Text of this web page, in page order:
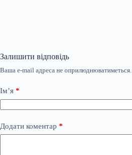
Залишити відповідь
Ваша e-mail адреса не оприлюднюватиметься.
Ім’я *
Додати коментар *